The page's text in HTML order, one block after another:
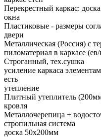
Перекрестный каркас:
окна
Пластиковые - размеры
двери
Металлическая (Россия) с
пиломатериал в каркасе
Строганный, тех.сушка
усиление каркаса
есть
утепление
Плитный утеплитель
кровля
Металлочерепица +
стропильная система
доска 50х200мм